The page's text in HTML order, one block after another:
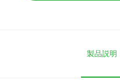
製品説明